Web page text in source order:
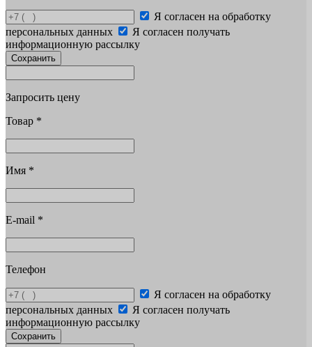
Я согласен на обработку
персональных данных
Я согласен получать
информационную рассылку
Сохранить
Запросить цену
Товар *
Имя *
E-mail *
Телефон
Я согласен на обработку
персональных данных
Я согласен получать
информационную рассылку
Сохранить